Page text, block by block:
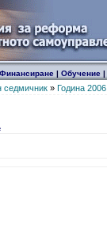
Финансиране| Обучение|
седмичник» Година 2006